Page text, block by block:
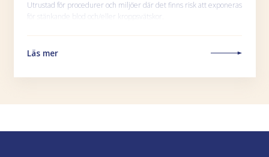
Utrustad för procedurer och miljöer där det finns risk att exponeras
för stänkande blod och/eller kroppsvätskor.
Läs mer